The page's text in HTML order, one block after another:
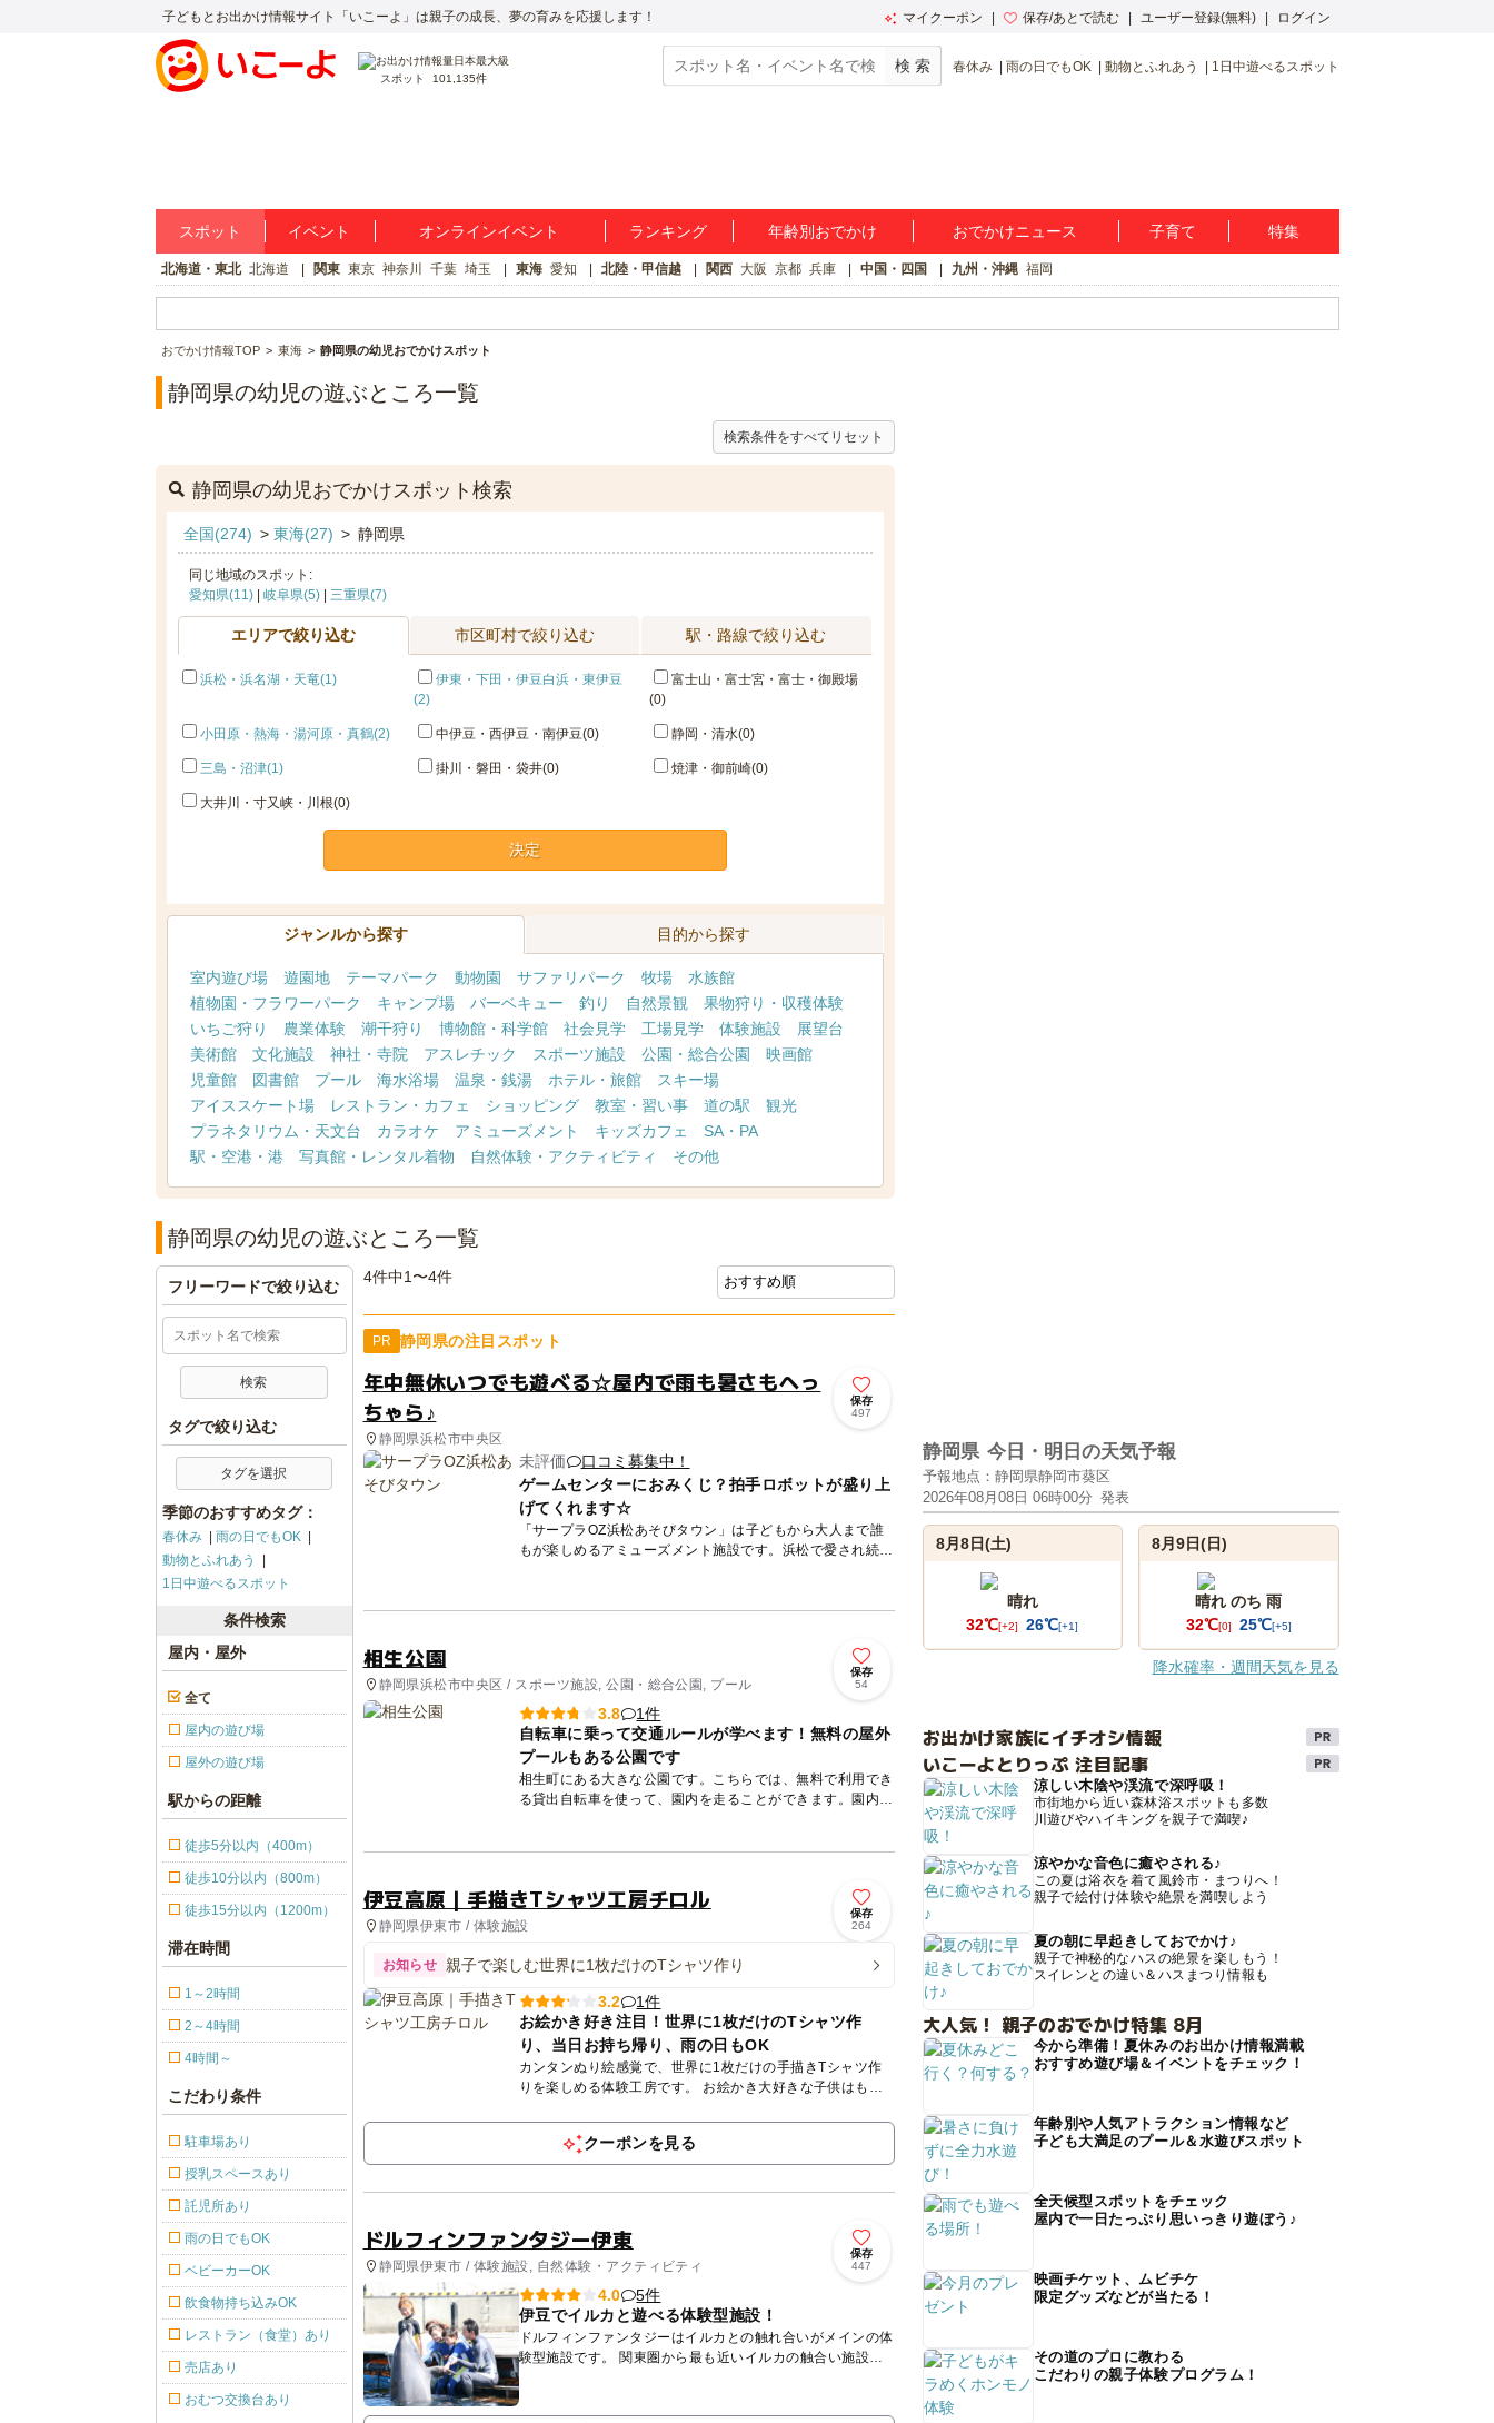
子どもとお出かけ情報サイト「いこーよ」は親子の成長、夢の育みを応援します！ マイクーポン 保存/あとで読む ユーザー登録(無料) ログイン
スポット 101,135件
春休み 雨の日でもOK 動物とふれあう 1日中遊べるスポット
スポット イベント オンラインイベント ランキング 年齢別おでかけ おでかけニュース 子育て 特集
北海道・東北 北海道 関東 東京 神奈川 千葉 埼玉 東海 愛知 北陸・甲信越 関西 大阪 京都 兵庫 中国・四国 九州・沖縄 福岡
おでかけ情報TOP 東海 静岡県の幼児おでかけスポット
静岡県の幼児の遊ぶところ一覧
検索条件をすべてリセット
静岡県の幼児おでかけスポット検索
全国(274) > 東海(27) > 静岡県
同じ地域のスポット:
愛知県(11)| 岐阜県(5)| 三重県(7)
エリアで絞り込む 市区町村で絞り込む 駅・路線で絞り込む
浜松・浜名湖・天竜(1)
伊東・下田・伊豆白浜・東伊豆
(2)
富士山・富士宮・富士・御殿場
(0)
小田原・熱海・湯河原・真鶴(2) 中伊豆・西伊豆・南伊豆(0) 静岡・清水(0)
三島・沼津(1) 掛川・磐田・袋井(0) 焼津・御前崎(0)
大井川・寸又峡・川根(0)
決定
ジャンルから探す 目的から探す
室内遊び場 遊園地 テーマパーク 動物園 サファリパーク 牧場
水族館
植物園・フラワーパーク
キャンプ場 バーベキュー 釣り 自然景観
果物狩り・収穫体験
いちご狩り
農業体験 潮干狩り 博物館・科学館 社会見学 工場見学 体験施設
展望台
美術館
文化施設 神社・寺院 アスレチック スポーツ施設 公園・総合公園
映画館
児童館
図書館 プール 海水浴場 温泉・銭湯 ホテル・旅館
スキー場
アイススケート場
レストラン・カフェ ショッピング 教室・習い事 道の駅
観光
プラネタリウム・天文台
カラオケ アミューズメント キッズカフェ
SA・PA
駅・空港・港
写真館・レンタル着物 自然体験・アクティビティ その他
静岡県の幼児の遊ぶところ一覧
4件中1〜4件
PR 静岡県の注目スポット
年中無休いつでも遊べる☆屋内で雨も暑さもへっ
ちゃら♪
静岡県浜松市中央区
保存
497
未評価
口コミ募集中！
ゲームセンターにおみくじ？拍手ロボットが盛り上
げてくれます☆
「サープラOZ浜松あそびタウン」は子どもから大人まで誰
もが楽しめるアミューズメント施設です。浜松で愛され続け
相生公園
静岡県浜松市中央区 / スポーツ施設, 公園・総合公園, プール
保存
54
3.8
1件
自転車に乗って交通ルールが学べます！無料の屋外
プールもある公園です
相生町にある大きな公園です。こちらでは、無料で利用でき
る貸出自転車を使って、園内を走ることができます。園内に
伊豆高原｜手描きTシャツ工房チロル
静岡県伊東市 / 体験施設
保存
264
お知らせ 親子で楽しむ世界に1枚だけのTシャツ作り
3.2
1件
お絵かき好き注目！世界に1枚だけのTシャツ作
り、当日お持ち帰り、雨の日もOK
カンタンぬり絵感覚で、世界に1枚だけの手描きTシャツ作
りを楽しめる体験工房です。 お絵かき大好きな子供はもち
る型...
クーポンを見る
ドルフィンファンタジー伊東
静岡県伊東市 / 体験施設, 自然体験・アクティビティ
保存
447
4.0
5件
伊豆でイルカと遊べる体験型施設！
ドルフィンファンタジーはイルカとの触れ合いがメインの体
験型施設です。 関東圏から最も近いイルカの触合い施設
で、水族館とは違った形でイルカ達と遊ぶ事ができます。
メインとな...
フリーワードで絞り込む
タグで絞り込む
タグを選択
季節のおすすめタグ：
春休み
雨の日でもOK
動物とふれあう
1日中遊べるスポット
条件検索
屋内・屋外
全て
屋内の遊び場
屋外の遊び場
駅からの距離
徒歩5分以内（400m）
徒歩10分以内（800m）
徒歩15分以内（1200m）
滞在時間
1～2時間
2～4時間
4時間～
こだわり条件
駐車場あり
授乳スペースあり
託児所あり
雨の日でもOK
ベビーカーOK
飲食物持ち込みOK
レストラン（食堂）あり
売店あり
おむつ交換台あり
静岡県 今日・明日の天気予報
予報地点：静岡県静岡市葵区
2026年08月08日 06時00分 発表
8月8日(土)
晴れ
32℃[+2] 26℃[+1]
8月9日(日)
晴れ のち 雨
32℃[0] 25℃[+5]
降水確率・週間天気を見る
お出かけ家族にイチオシ情報
いこーよとりっぷ 注目記事
涼しい木陰や渓流で深呼吸！
市街地から近い森林浴スポットも多数
川遊びやハイキングを親子で満喫♪
涼やかな音色に癒やされる♪
この夏は浴衣を着て風鈴市・まつりへ！
親子で絵付け体験や絶景を満喫しよう
夏の朝に早起きしておでかけ♪
親子で神秘的なハスの絶景を楽しもう！
スイレンとの違い＆ハスまつり情報も
大人気！ 親子のおでかけ特集 8月
今から準備！夏休みのお出かけ情報満載
おすすめ遊び場＆イベントをチェック！
年齢別や人気アトラクション情報など
子ども大満足のプール＆水遊びスポット
全天候型スポットをチェック
屋内で一日たっぷり思いっきり遊ぼう♪
映画チケット、ムビチケ
限定グッズなどが当たる！
その道のプロに教わる
こだわりの親子体験プログラム！